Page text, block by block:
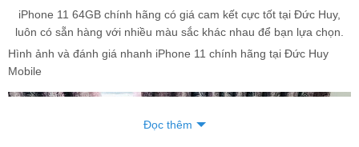
iPhone 11 64GB chính hãng có giá cam kết cực tốt tại Đức Huy,
luôn có sẵn hàng với nhiều màu sắc khác nhau để bạn lựa chọn.
Hình ảnh và đánh giá nhanh iPhone 11 chính hãng tại Đức Huy
Mobile
Đọc thêm